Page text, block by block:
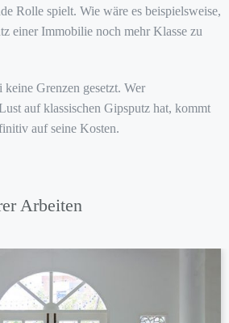
Rolle spielt. Wie wäre es beispielsweise,
einer Immobilie noch mehr Klasse zu
Grenzen gesetzt. Wer
auf klassischen Gipsputz hat, kommt
auf seine Kosten.
Arbeiten